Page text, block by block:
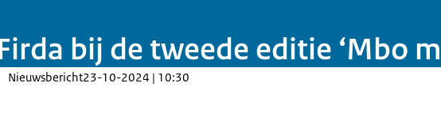
bij de tweede editie ‘Mbo
Nieuwsbericht23-10-2024 | 10:30